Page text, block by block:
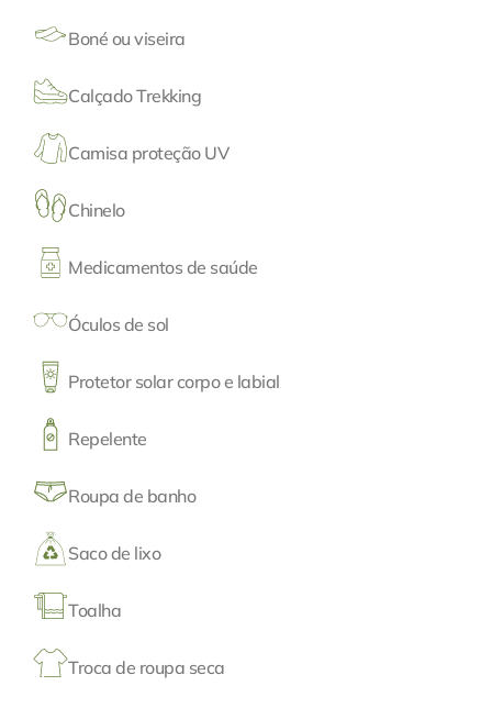
Boné ou viseira
Calçado Trekking
Camisa proteção UV
Chinelo
Medicamentos de saúde
Óculos de sol
Protetor solar corpo e labial
Repelente
Roupa de banho
Saco de lixo
Toalha
Troca de roupa seca